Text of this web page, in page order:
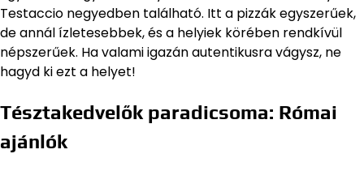
Testaccio negyedben található. Itt a pizzák egyszerűek,
de annál ízletesebbek, és a helyiek körében rendkívül
népszerűek. Ha valami igazán autentikusra vágysz, ne
hagyd ki ezt a helyet!
Tésztakedvelők paradicsoma: Római
ajánlók